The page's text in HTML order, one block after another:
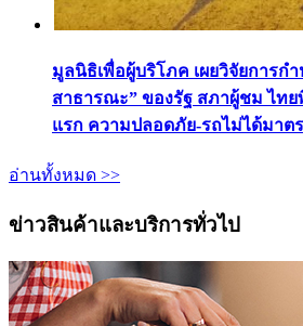
มูลนิธิเพื่อผู้บริโภค เผยวิจัยการก
สาธารณะ” ของรัฐ สภาผู้ชม ไท
แรก ความปลอดภัย-รถไม่ได้มาต
อ่านทั้งหมด >>
ข่าวสินค้าและบริการทั่วไป